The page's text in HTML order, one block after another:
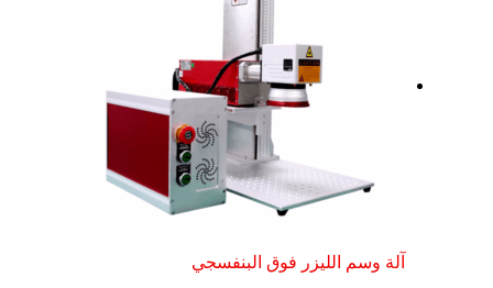
آلة وسم الليزر فوق البنفسجي